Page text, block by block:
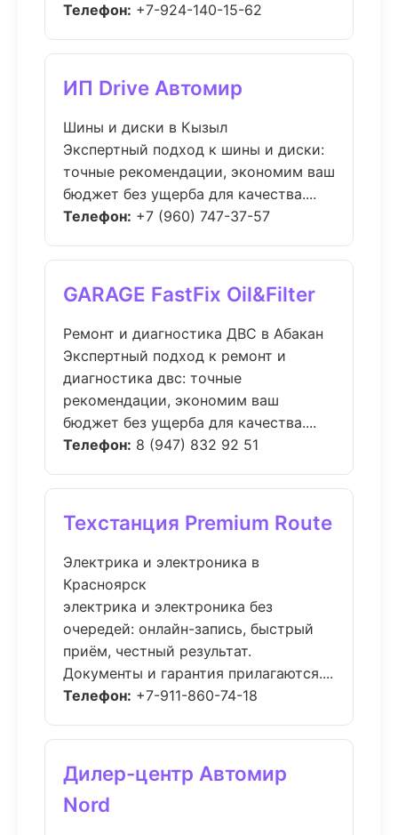
Телефон: +7-924-140-15-62
ИП Drive Автомир
Шины и диски в Кызыл
Экспертный подход к шины и диски:
точные рекомендации, экономим ваш
бюджет без ущерба для качества....
Телефон: +7 (960) 747-37-57
GARAGE FastFix Oil&Filter
Ремонт и диагностика ДВС в Абакан
Экспертный подход к ремонт и
диагностика двс: точные
рекомендации, экономим ваш
бюджет без ущерба для качества....
Телефон: 8 (947) 832 92 51
Техстанция Premium Route
Электрика и электроника в
Красноярск
электрика и электроника без
очередей: онлайн-запись, быстрый
приём, честный результат.
Документы и гарантия прилагаются....
Телефон: +7-911-860-74-18
Дилер-центр Автомир
Nord